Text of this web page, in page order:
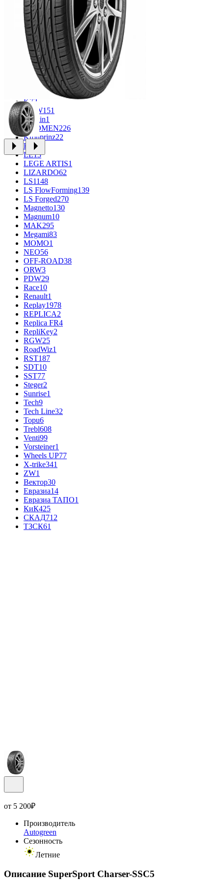
CROSS_STREET
30
Eurodisk
FF34
GR71
Grizzly3
iFree1004
iFree Original53
Ikon1
INFORGED1
1
K72
KDW151
Keskin1
KHOMEN226
Kronprinz22
KT 23
LE13
LEGE ARTIS1
LIZARDO62
LS1148
LS FlowForming139
LS Forged270
Magnetto130
Magnum10
MAK295
Megami83
MOMO1
NEO56
OFF-ROAD38
ORW3
PDW29
Race10
Renault1
Replay1978
REPLICA2
Replica FR4
RepliKey2
RGW25
RoadWiz1
RST187
SDT10
SST77
Steger2
Sunrise1
Tech9
Tech Line32
Topu6
Trebl608
Venti99
Vorsteiner1
Wheels UP77
X-trike341
ZW1
Вектор30
Евразиа14
Евразиа ТАПО1
КиК425
СКАД712
ТЗСК61
от 5 200₽
Производитель
Autogreen
Сезонность
Летние
Описание SuperSport Charser-SSC5